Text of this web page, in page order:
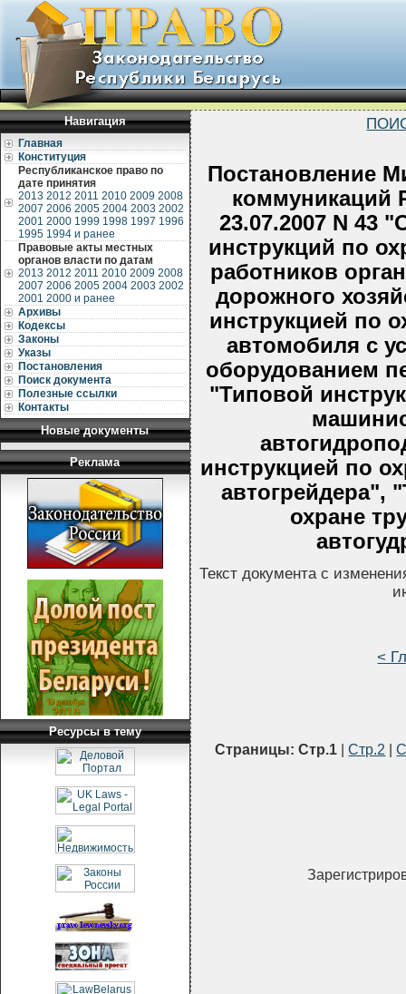
Навигация
Главная
Конституция
Республиканское право по
дате принятия
2013 2012 2011 2010 2009 2008
2007 2006 2005 2004 2003 2002
2001 2000 1999 1998 1997 1996
1995 1994 и ранее
Правовые акты местных
органов власти по датам
2013 2012 2011 2010 2009 2008
2007 2006 2005 2004 2003 2002
2001 2000 и ранее
Архивы
Кодексы
Законы
Указы
Постановления
Поиск документа
Полезные ссылки
Контакты
Новые документы
Реклама
Ресурсы в тему
Постановление
коммуникаций
23.07.2007 N 43
инструкций по
работников
дорожного
инструкцией по
автомобиля с
оборудованием
"Типовой
инструкцией по
автогрейдера",
охране
Текст документа с
<
Страницы: Стр.1 |Стр.2 |